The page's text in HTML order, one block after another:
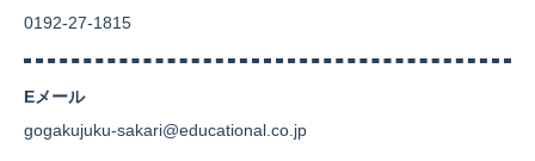
0192-27-1815
Eメール
gogakujuku-sakari@educational.co.jp